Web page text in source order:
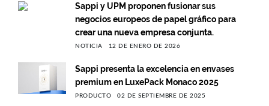
Sappi y UPM proponen fusionar sus
negocios europeos de papel gráfico para
crear una nueva empresa conjunta.
NOTICIA 12 DE ENERO DE 2026
Sappi presenta la excelencia en envases
premium en LuxePack Monaco 2025
PRODUCTO 02 DE SEPTIEMBRE DE 2025